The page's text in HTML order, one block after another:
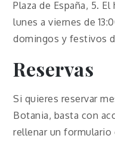
Plaza de España, 5.
lunes a viernes de
domingos y festivos
Reservas
Si quieres reservar
Botania, basta con
rellenar un